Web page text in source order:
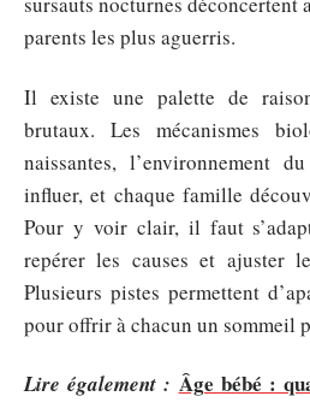
parents les plus aguerris.
Il existe une palette de
brutaux. Les mécanismes
naissantes, l’environnement
influer, et chaque famille
Pour y voir clair, il faut
repérer les causes et ajuster
Plusieurs pistes permettent
pour offrir à chacun un sommeil
Lire également : Âge bébé :